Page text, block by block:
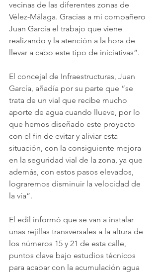
vecinas de las diferentes zonas de
Vélez-Málaga. Gracias a mi compañero
Juan García el trabajo que viene
realizando y la atención a la hora de
llevar a cabo este tipo de iniciativas”.
El concejal de Infraestructuras, Juan
García, añadía por su parte que “se
trata de un vial que recibe mucho
aporte de agua cuando llueve, por lo
que hemos diseñado este proyecto
con el fin de evitar y aliviar esta
situación, con la consiguiente mejora
en la seguridad vial de la zona, ya que
además, con estos pasos elevados,
lograremos disminuir la velocidad de
la vía”.
El edil informó que se van a instalar
unas rejillas transversales a la altura de
los números 15 y 21 de esta calle,
puntos clave bajo estudios técnicos
para acabar con la acumulación agua